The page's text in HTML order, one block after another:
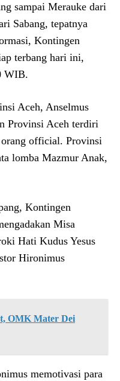
sampai Merauke dari
Sabang, tepatnya
Kontingen
terbang hari ini,
WIB.
Aceh, Anselmus
Provinsi Aceh terdiri
orang official. Provinsi
lomba Mazmur Anak,
Kontingen
Misa
Hati Kudus Yesus
Hironimus
OMK Mater Dei
memotivasi para